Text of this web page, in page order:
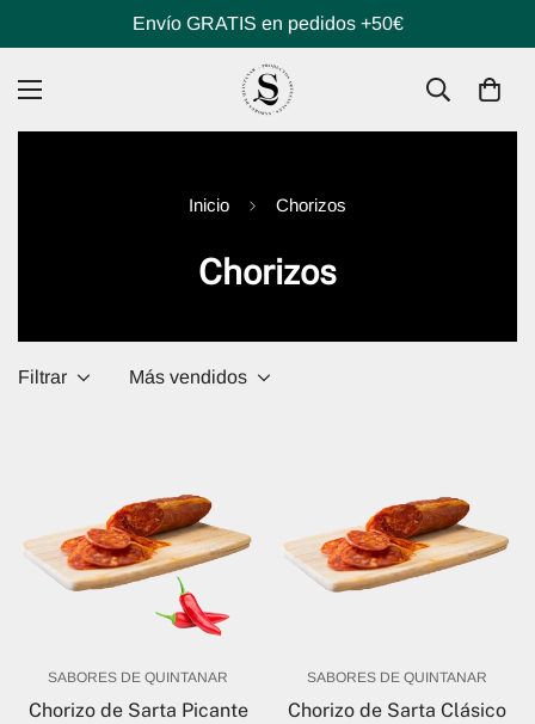
Envío GRATIS en pedidos +50€
Inicio Chorizos
Chorizos
Filtrar Más vendidos
SABORES DE QUINTANAR
Chorizo de Sarta Picante
SABORES DE QUINTANAR
Chorizo de Sarta Clásico